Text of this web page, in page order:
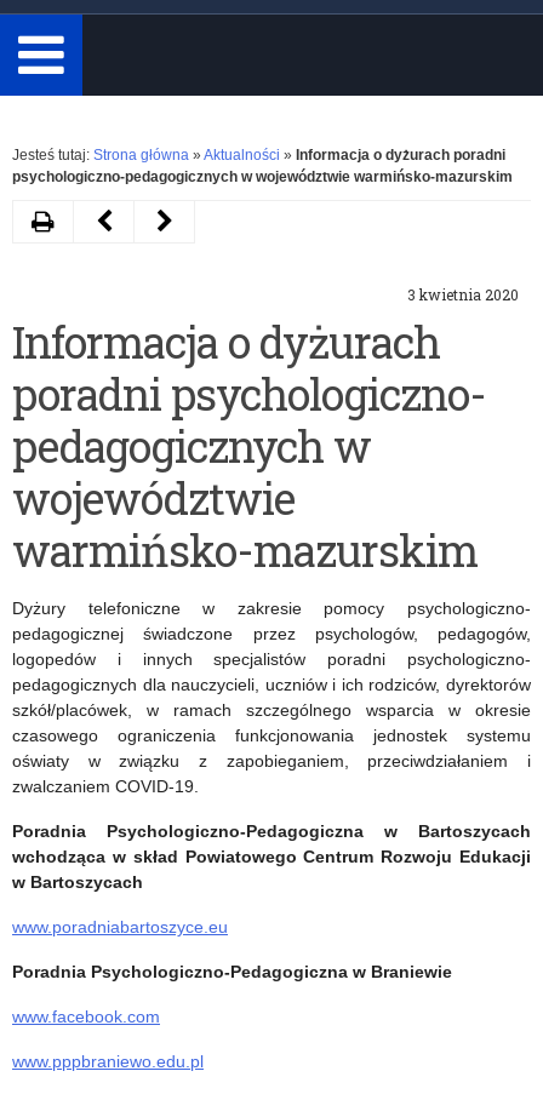
minimum
3
znaki.
Rozwiń
Jesteś tutaj: Strona główna » Aktualności » Informacja o dyżurach poradni
psychologiczno-pedagogicznych w województwie warmińsko-mazurskim
3 kwietnia 2020
Informacja o dyżurach
poradni psychologiczno-
pedagogicznych w
województwie
warmińsko-mazurskim
Dyżury telefoniczne w zakresie pomocy psychologiczno-
pedagogicznej świadczone przez psychologów, pedagogów,
logopedów i innych specjalistów poradni psychologiczno-
pedagogicznych dla nauczycieli, uczniów i ich rodziców, dyrektorów
szkół/placówek, w ramach szczególnego wsparcia w okresie
czasowego ograniczenia funkcjonowania jednostek systemu
oświaty w związku z zapobieganiem, przeciwdziałaniem i
zwalczaniem COVID-19.
Poradnia Psychologiczno-Pedagogiczna w Bartoszycach
wchodząca w skład Powiatowego Centrum Rozwoju Edukacji
w Bartoszycach
www.poradniabartoszyce.eu
Poradnia Psychologiczno-Pedagogiczna w Braniewie
www.facebook.com
www.pppbraniewo.edu.pl
DrukujNastępny
podziału
rezerwy
części
oświatowej
subwencji
ogólnej
rok
2020
Poprzedni
zadań
powtórkowych